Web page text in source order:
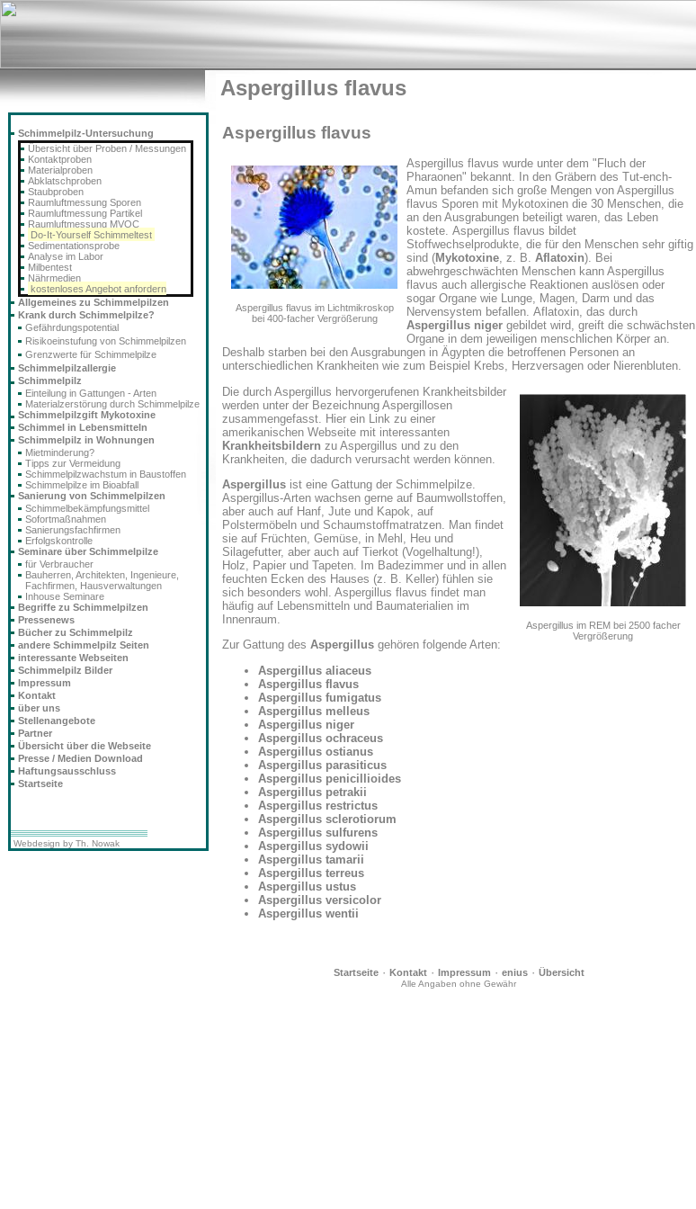
Aspergillus flavus
Aspergillus flavus
Aspergillus flavus im Lichtmikroskop
bei 400-facher Vergrößerung
Aspergillus flavus wurde unter dem "Fluch der
Pharaonen" bekannt. In den Gräbern des Tut-ench-
Amun befanden sich große Mengen von Aspergillus
flavus Sporen mit Mykotoxinen die 30 Menschen, die
an den Ausgrabungen beteiligt waren, das Leben
kostete. Aspergillus flavus bildet
Stoffwechselprodukte, die für den Menschen sehr giftig
sind (Mykotoxine, z. B. Aflatoxin). Bei
abwehrgeschwächten Menschen kann Aspergillus
flavus auch allergische Reaktionen auslösen oder
sogar Organe wie Lunge, Magen, Darm und das
Nervensystem befallen. Aflatoxin, das durch
Aspergillus niger gebildet wird, greift die schwächsten
Organe in dem jeweiligen menschlichen Körper an.
Deshalb starben bei den Ausgrabungen in Ägypten die betroffenen Personen an
unterschiedlichen Krankheiten wie zum Beispiel Krebs, Herzversagen oder Nierenbluten.
Aspergillus im REM bei 2500 facher
Vergrößerung
Die durch Aspergillus hervorgerufenen Krankheitsbilder
werden unter der Bezeichnung Aspergillosen
zusammengefasst. Hier ein Link zu einer
amerikanischen Webseite mit interessanten
Krankheitsbildern zu Aspergillus und zu den
Krankheiten, die dadurch verursacht werden können.
Aspergillus ist eine Gattung der Schimmelpilze.
Aspergillus-Arten wachsen gerne auf Baumwollstoffen,
aber auch auf Hanf, Jute und Kapok, auf
Polstermöbeln und Schaumstoffmatratzen. Man findet
sie auf Früchten, Gemüse, in Mehl, Heu und
Silagefutter, aber auch auf Tierkot (Vogelhaltung!),
Holz, Papier und Tapeten. Im Badezimmer und in allen
feuchten Ecken des Hauses (z. B. Keller) fühlen sie
sich besonders wohl. Aspergillus flavus findet man
häufig auf Lebensmitteln und Baumaterialien im
Innenraum.
Zur Gattung des Aspergillus gehören folgende Arten:
Aspergillus aliaceus
Aspergillus flavus
Aspergillus fumigatus
Aspergillus melleus
Aspergillus niger
Aspergillus ochraceus
Aspergillus ostianus
Aspergillus parasiticus
Aspergillus penicillioides
Aspergillus petrakii
Aspergillus restrictus
Aspergillus sclerotiorum
Aspergillus sulfurens
Aspergillus sydowii
Aspergillus tamarii
Aspergillus terreus
Aspergillus ustus
Aspergillus versicolor
Aspergillus wentii
Startseite· Kontakt· Impressum · enius· Übersicht
Alle Angaben ohne Gewähr
Schimmelpilz-Untersuchung
Übersicht über Proben / Messungen
Kontaktproben
Materialproben
Abklatschproben
Staubproben
Raumluftmessung Sporen
Raumluftmessung Partikel
Raumluftmessung MVOC
Do-It-Yourself Schimmeltest
Sedimentationsprobe
Analyse im Labor
Milbentest
Nährmedien
kostenloses Angebot anfordern
Allgemeines zu Schimmelpilzen
Krank durch Schimmelpilze?
Gefährdungspotential
Risikoeinstufung von Schimmelpilzen
Grenzwerte für Schimmelpilze
Schimmelpilzallergie
Schimmelpilz
Einteilung in Gattungen - Arten
Materialzerstörung durch Schimmelpilze
Schimmelpilzgift Mykotoxine
Schimmel in Lebensmitteln
Schimmelpilz in Wohnungen
Mietminderung?
Tipps zur Vermeidung
Schimmelpilzwachstum in Baustoffen
Schimmelpilze im Bioabfall
Sanierung von Schimmelpilzen
Schimmelbekämpfungsmittel
Sofortmaßnahmen
Sanierungsfachfirmen
Erfolgskontrolle
Seminare über Schimmelpilze
für Verbraucher
Bauherren, Architekten, Ingenieure,
Fachfirmen, Hausverwaltungen
Inhouse Seminare
Begriffe zu Schimmelpilzen
Pressenews
Bücher zu Schimmelpilz
andere Schimmelpilz Seiten
interessante Webseiten
Schimmelpilz Bilder
Impressum
Kontakt
über uns
Stellenangebote
Partner
Übersicht über die Webseite
Presse / Medien Download
Haftungsausschluss
Startseite
Webdesign by Th. Nowak